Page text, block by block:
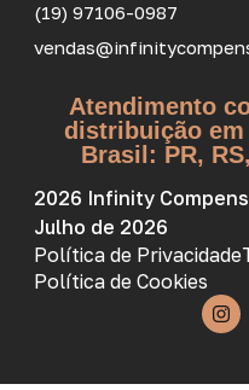
(19) 97106-0987
Atendimento
distribuição
Brasil: PR,
2026 Infinity
Julho de 2026
Política de Privacidade
Política de Cookies